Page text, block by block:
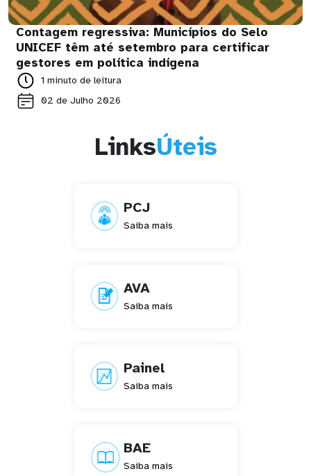
Contagem regressiva: Municípios do Selo
UNICEF têm até setembro para certificar
gestores em política indígena
1 minuto de leitura
02 de Julho 2026
LinksÚteis
PCJ
Saiba mais
AVA
Saiba mais
Painel
Saiba mais
BAE
Saiba mais